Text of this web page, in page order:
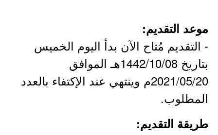
موعد التقديم:
- التقديم مُتاح الآن بدأ اليوم الخميس
بتاريخ 1442/10/08هـ الموافق
2021/05/20م وينتهي عند الإكتفاء بالعدد
المطلوب.
طريقة التقديم: